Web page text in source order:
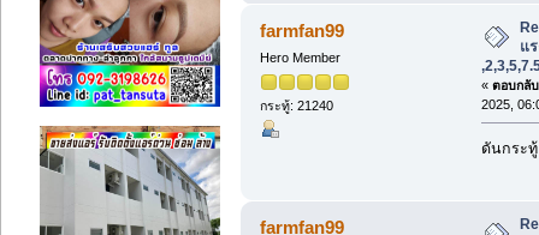
farmfan99
Hero Member
กระทู้: 21240
แ
« ตอบกลั
2025,
ดันกระ
farmfan99